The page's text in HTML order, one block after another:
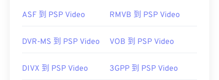
開發者：
實用連結：
ASF 到 PSP Video RMVB 到 PSP Video
DVR-MS 到 PSP Video VOB 到 PSP Video
DIVX 到 PSP Video 3GPP 到 PSP Video